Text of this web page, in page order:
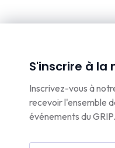
S'inscrire à la
Inscrivez-vous à
recevoir l'ensemble
événements du GRIP.